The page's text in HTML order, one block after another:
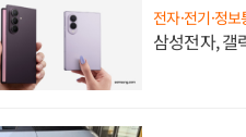
전자·전기·정보
삼성전자, 갤